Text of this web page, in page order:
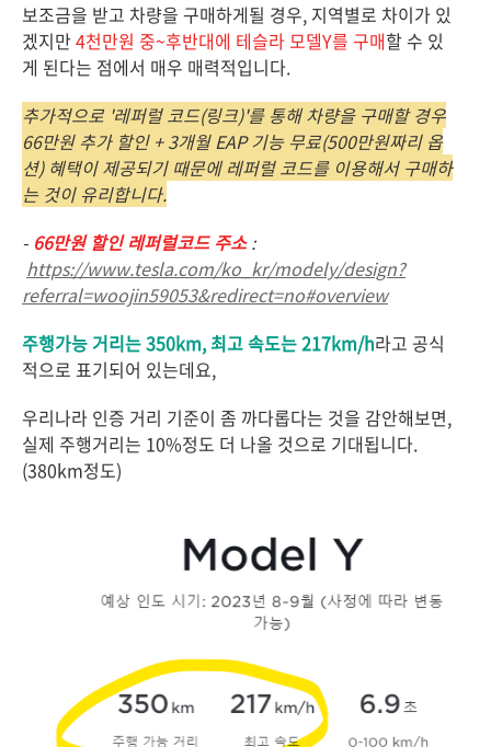
보조금을 받고 차량을 구매하게될 경우, 지역별로 차이가 있
겠지만 4천만원 중~후반대에 테슬라 모델Y를 구매할 수 있
게 된다는 점에서 매우 매력적입니다.
추가적으로 '레퍼럴 코드(링크)'를 통해 차량을 구매할 경우
66만원 추가 할인 + 3개월 EAP 기능 무료(500만원짜리 옵
션) 혜택이 제공되기 때문에 레퍼럴 코드를 이용해서 구매하
는 것이 유리합니다.
- 66만원 할인 레퍼럴코드 주소:
https://www.tesla.com/ko_kr/modely/design?
referral=woojin59053&redirect=no#overview
주행가능 거리는 350km, 최고 속도는 217km/h라고 공식
적으로 표기되어 있는데요,
우리나라 인증 거리 기준이 좀 까다롭다는 것을 감안해보면,
실제 주행거리는 10%정도 더 나올 것으로 기대됩니다.
(380km정도)